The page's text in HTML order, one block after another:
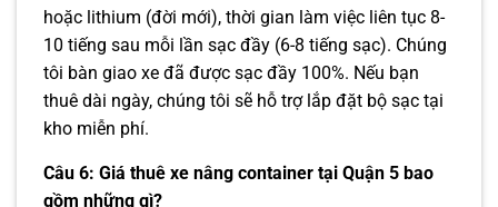
hoặc lithium (đời mới), thời gian làm việc liên tục 8-
10 tiếng sau mỗi lần sạc đầy (6-8 tiếng sạc). Chúng
tôi bàn giao xe đã được sạc đầy 100%. Nếu bạn
thuê dài ngày, chúng tôi sẽ hỗ trợ lắp đặt bộ sạc tại
kho miễn phí.
Câu 6: Giá thuê xe nâng container tại Quận 5 bao
gồm những gì?